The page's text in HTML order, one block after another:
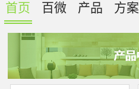
首页 百微 产品 方案